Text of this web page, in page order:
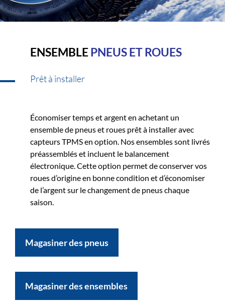
ENSEMBLEPNEUS ET ROUES
Prêt à installer
Économiser temps et argent en achetant un
ensemble de pneus et roues prêt à installer avec
capteurs TPMS en option. Nos ensembles sont livrés
préassemblés et incluent le balancement
électronique. Cette option permet de conserver vos
roues d’origine en bonne condition et d’économiser
de l’argent sur le changement de pneus chaque
saison.
Magasiner des pneus
Magasiner des ensembles